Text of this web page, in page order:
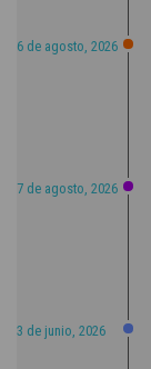
6 de agosto, 2026
7 de agosto, 2026
3 de junio, 2026